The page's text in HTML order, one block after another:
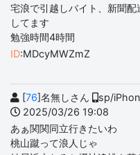
宅浪で引越しバイト、新聞配
してます
勉強時間4時間
ID:MDcyMWZmZ
[76]名無しさん
sp/
2025/03/26 19:08
あぁ関関同立行きたいわ
桃山蹴って浪人じゃ